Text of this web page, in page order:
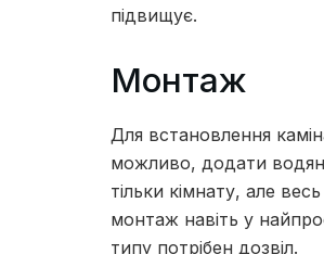
підвищує.
Монтаж
Для встановлення
можливо, додати
тільки кімнату, але
монтаж навіть у
типу потрібен дозвіл.